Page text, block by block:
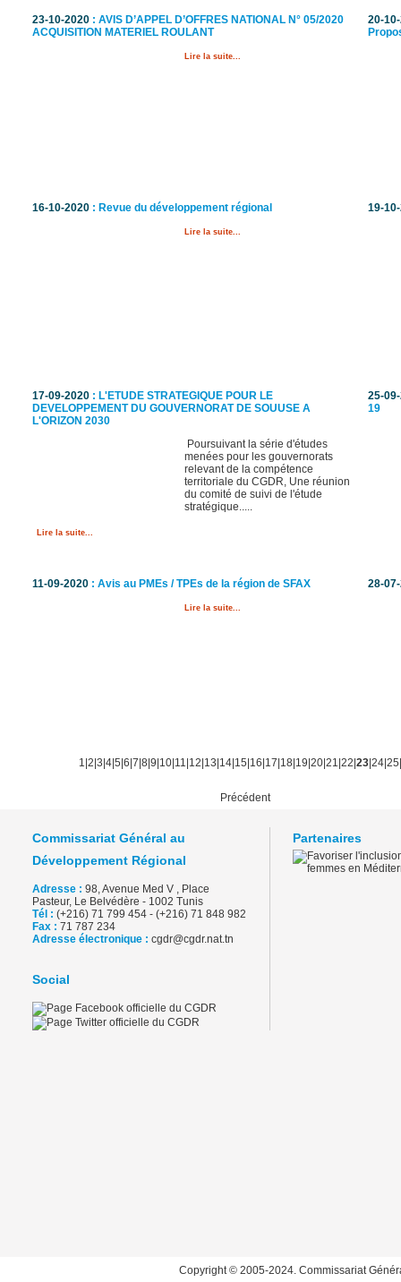
23-10-2020 : AVIS D’APPEL D’OFFRES NATIONAL N° 05/2020
ACQUISITION MATERIEL ROULANT
Lire la suite...
20-
16-10-2020 : Revue du développement régional
Lire la suite...
19-
17-09-2020 : L'ETUDE STRATEGIQUE POUR LE
DEVELOPPEMENT DU GOUVERNORAT DE SOUUSE A
L'ORIZON 2030
Poursuivant la série d'études
menées pour les gouvernorats
relevant de la compétence
territoriale du CGDR, Une réunion
du comité de suivi de l'étude
stratégique.....
Lire la suite...
25-
19
11-09-2020 : Avis au PMEs / TPEs de la région de SFAX
Lire la suite...
28-
1 2 3 4| 5 6 7 8| 9 10| 11 12 13 14| 15 16 17 18| 19 20| 21 22 23| 24| 25
Précédent
Commissariat Général au
Développement Régional
Adresse : 98, Avenue Med V , Place
Pasteur, Le Belvédère - 1002 Tunis
Tél : (+216) 71 799 454 - (+216) 71 848 982
Fax : 71 787 234
Adresse électronique : cgdr@cgdr.nat.tn
Social
Partenaires
Copyright © 2005-2024. Commissariat